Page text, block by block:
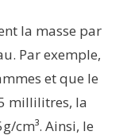
la masse par
Par exemple,
et que le
millilitres, la
cm³. Ainsi, le